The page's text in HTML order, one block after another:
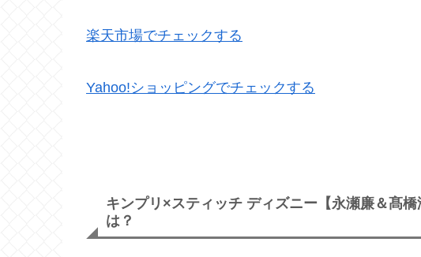
楽天市場でチェックする
Yahoo!ショッピングでチェックする
キンプリ×スティッチ ディズニー【永瀬廉＆髙
は？